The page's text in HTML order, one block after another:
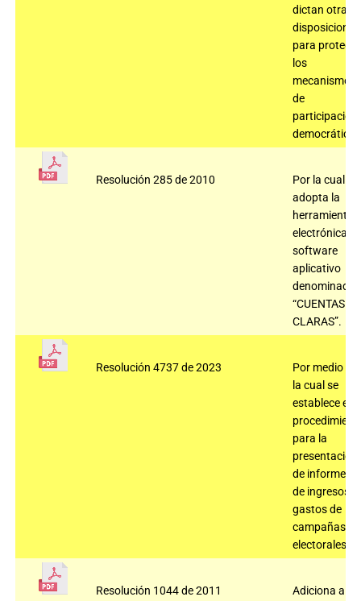
dictan otras
disposiciones
para proteger
los
mecanismos
de
participación
democrática
Resolución 285 de 2010
Por la cual se
adopta la
herramienta
electrónica,
software
aplicativo
denominado
“CUENTAS
CLARAS”.
Resolución 4737 de 2023
Por medio de
la cual se
establece el
para la
presentación
de informes
de ingresos y
gastos de
campañas
electorales.
Resolución 1044 de 2011
Adiciona a la